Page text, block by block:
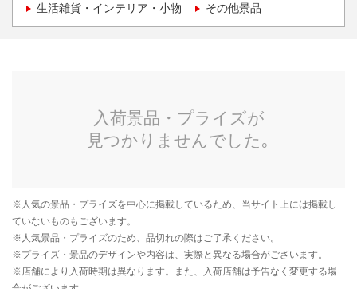
生活雑貨・インテリア・小物 その他景品